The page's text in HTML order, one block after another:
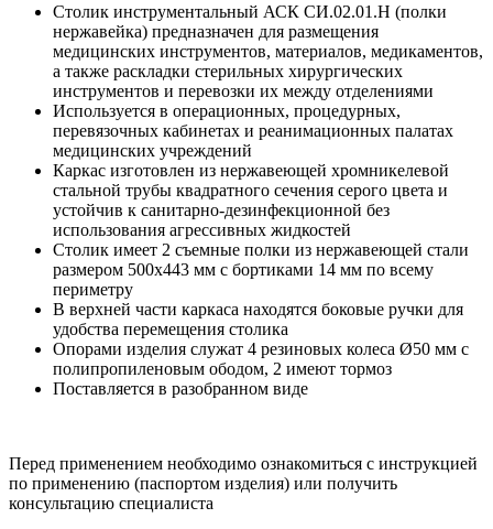
Столик инструментальный АСК СИ.02.01.Н (полки
нержавейка) предназначен для размещения
медицинских инструментов, материалов, медикаментов,
а также раскладки стерильных хирургических
инструментов и перевозки их между отделениями
Используется в операционных, процедурных,
перевязочных кабинетах и реанимационных палатах
медицинских учреждений
Каркас изготовлен из нержавеющей хромникелевой
стальной трубы квадратного сечения серого цвета и
устойчив к санитарно-дезинфекционной без
использования агрессивных жидкостей
Столик имеет 2 съемные полки из нержавеющей стали
размером 500х443 мм с бортиками 14 мм по всему
периметру
В верхней части каркаса находятся боковые ручки для
удобства перемещения столика
Опорами изделия служат 4 резиновых колеса Ø50 мм с
полипропиленовым ободом, 2 имеют тормоз
Поставляется в разобранном виде
Перед применением необходимо ознакомиться с инструкцией
по применению (паспортом изделия) или получить
консультацию специалиста